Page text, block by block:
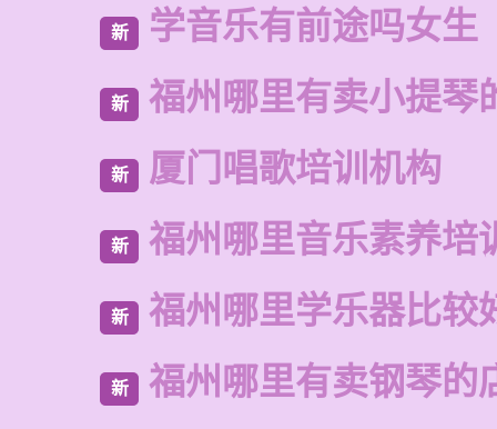
新 学音乐有前途吗女生
新 福州哪里有卖小提琴
新 厦门唱歌培训机构
新 福州哪里音乐素养培
新 福州哪里学乐器比较
新 福州哪里有卖钢琴的